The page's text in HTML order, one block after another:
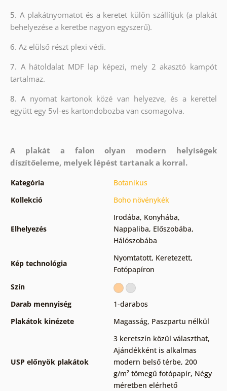
5. A plakátnyomatot és a keretet külön szállítjuk (a plakát
behelyezése a keretbe nagyon egyszerű).
6. Az elülső részt plexi védi.
7. A hátoldalat MDF lap képezi, mely 2 akasztó kampót
tartalmaz.
8.A nyomat kartonok közé van helyezve, és a kerettel
együtt egy 5vl-es kartondobozba van csomagolva.
A plakát a falon olyan modern helyiségek
díszítőeleme, melyek lépést tartanak a korral.
Kategória
Botanikus
Kollekció
Boho növénykék
Elhelyezés
Irodába, Konyhába,
Nappaliba, Előszobába,
Hálószobába
Kép technológia
Nyomtatott, Keretezett,
Fotópapíron
Szín
Darab mennyiség
1-darabos
Plakátok kinézete
Magasság, Paszpartu nélkül
USP előnyök plakátok
3 keretszín közül választhat,
Ajándékként is alkalmas
modern belső térbe, 200
g/m² tömegű fotópapír, Négy
méretben elérhető